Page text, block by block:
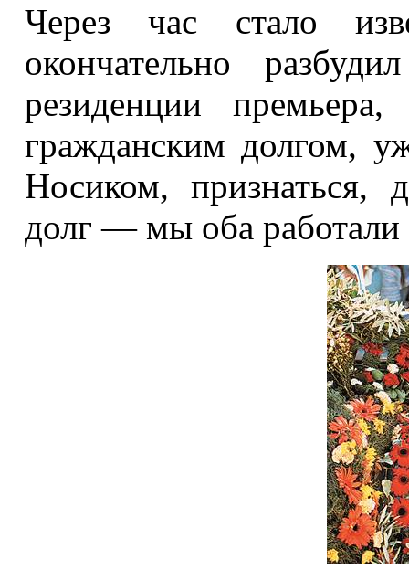
Через час стало
окончательно
резиденции
гражданским долгом,
Носиком, признаться,
долг — мы оба работали